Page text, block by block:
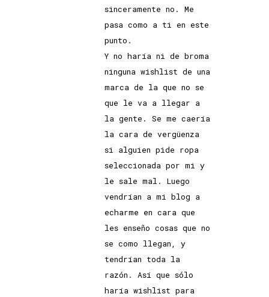
sinceramente no. Me
pasa como a ti en este
punto.
Y no haría ni de broma
ninguna wishlist de una
marca de la que no se
que le va a llegar a
la gente. Se me caería
la cara de vergüenza
si alguien pide ropa
seleccionada por mi y
le sale mal. Luego
vendrían a mi blog a
echarme en cara que
les enseño cosas que no
se como llegan, y
tendrían toda la
razón. Así que sólo
haría wishlist para